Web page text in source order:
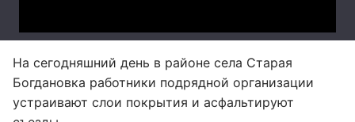
На сегодняшний день в районе села Старая
Богдановка работники подрядной организации
устраивают слои покрытия и асфальтируют